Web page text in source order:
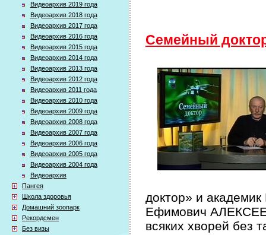
Видеоархив 2019 года
Видеоархив 2018 года
Видеоархив 2017 года
Видеоархив 2016 года
Видеоархив 2015 года
Видеоархив 2014 года
Видеоархив 2013 года
Видеоархив 2012 года
Видеоархив 2011 года
Видеоархив 2010 года
Видеоархив 2009 года
Видеоархив 2008 года
Видеоархив 2007 года
Видеоархив 2006 года
Видеоархив 2005 года
Видеоархив 2004 года
Видеоархив
Пангея
Школа здоровья
Домашний зоопарк
Рекордсмен
Без визы
Семейный
доктор» и
Ефимович
всяких хворей без